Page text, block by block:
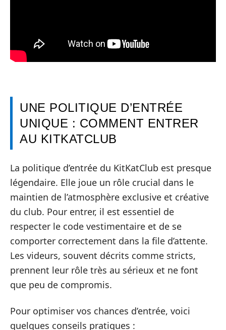
UNE POLITIQUE D’ENTRÉE
UNIQUE : COMMENT ENTRER
AU KITKATCLUB
La politique d’entrée du KitKatClub est presque
légendaire. Elle joue un rôle crucial dans le
maintien de l’atmosphère exclusive et créative
du club. Pour entrer, il est essentiel de
respecter le code vestimentaire et de se
comporter correctement dans la file d’attente.
Les videurs, souvent décrits comme stricts,
prennent leur rôle très au sérieux et ne font
que peu de compromis.
Pour optimiser vos chances d’entrée, voici
quelques conseils pratiques :